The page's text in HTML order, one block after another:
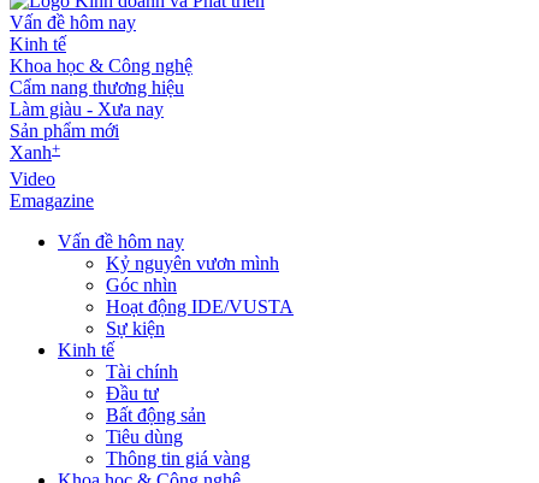
Vấn đề hôm nay
Kinh tế
Khoa học & Công nghệ
Cẩm nang thương hiệu
Làm giàu - Xưa nay
Sản phẩm mới
Xanh+
Video
Emagazine
Vấn đề hôm nay
Kỷ nguyên vươn mình
Góc nhìn
Hoạt động IDE/VUSTA
Sự kiện
Kinh tế
Tài chính
Đầu tư
Bất động sản
Tiêu dùng
Thông tin giá vàng